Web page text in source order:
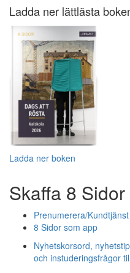
Ladda ner lättlästa
Ladda ner boken
Skaffa 8 Sidor
Prenumerera/Kundtjänst
8 Sidor som app
Nyhetskorsord,
och instuderingsfrågor